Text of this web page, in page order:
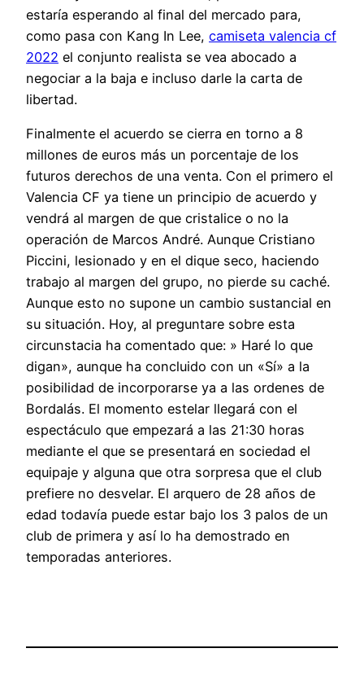
estaría esperando al final del mercado para,
como pasa con Kang In Lee, camiseta valencia cf
2022 el conjunto realista se vea abocado a
negociar a la baja e incluso darle la carta de
libertad.
Finalmente el acuerdo se cierra en torno a 8
millones de euros más un porcentaje de los
futuros derechos de una venta. Con el primero el
Valencia CF ya tiene un principio de acuerdo y
vendrá al margen de que cristalice o no la
operación de Marcos André. Aunque Cristiano
Piccini, lesionado y en el dique seco, haciendo
trabajo al margen del grupo, no pierde su caché.
Aunque esto no supone un cambio sustancial en
su situación. Hoy, al preguntare sobre esta
circunstacia ha comentado que: » Haré lo que
digan», aunque ha concluido con un «Sí» a la
posibilidad de incorporarse ya a las ordenes de
Bordalás. El momento estelar llegará con el
espectáculo que empezará a las 21:30 horas
mediante el que se presentará en sociedad el
equipaje y alguna que otra sorpresa que el club
prefiere no desvelar. El arquero de 28 años de
edad todavía puede estar bajo los 3 palos de un
club de primera y así lo ha demostrado en
temporadas anteriores.